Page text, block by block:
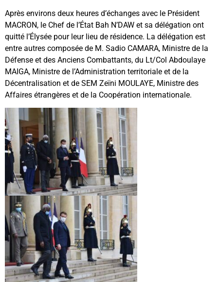
Après environs deux heures d’échanges avec le Président
MACRON, le Chef de l’État Bah N’DAW et sa délégation ont
quitté l’Élysée pour leur lieu de résidence. La délégation est
entre autres composée de M. Sadio CAMARA, Ministre de la
Défense et des Anciens Combattants, du Lt/Col Abdoulaye
MAIGA, Ministre de l’Administration territoriale et de la
Décentralisation et de SEM Zeïni MOULAYE, Ministre des
Affaires étrangères et de la Coopération internationale.